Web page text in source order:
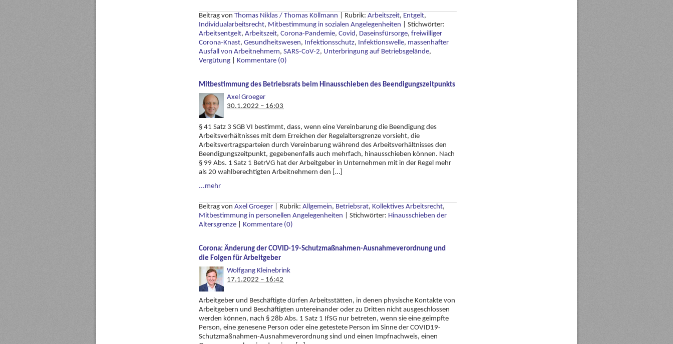
Beitrag von Thomas Niklas / Thomas Köllmann Rubrik: Arbeitszeit, Entgelt,
Individualarbeitsrecht, Mitbestimmung in sozialen Angelegenheiten
Stichwörter:
Arbeitsentgelt, Arbeitszeit, Corona-Pandemie, Covid, Daseinsfürsorge, freiwilliger
Corona-Knast, Gesundheitswesen, Infektionsschutz, Infektionswelle, massenhafter
Ausfall von Arbeitnehmern, SARS-CoV-2, Unterbringung auf Betriebsgelände,
Vergütung
Kommentare (0)
Mitbestimmung des Betriebsrats beim Hinausschieben des Beendigungszeitpunkts
Axel Groeger
30.1.2022 – 16:03
§ 41 Satz 3 SGB VI bestimmt, dass, wenn eine Vereinbarung die Beendigung des
Arbeitsverhältnisses mit dem Erreichen der Regelaltersgrenze vorsieht, die
Arbeitsvertragsparteien durch Vereinbarung während des Arbeitsverhältnisses den
Beendigungszeitpunkt, gegebenenfalls auch mehrfach, hinausschieben können. Nach
§ 99 Abs. 1 Satz 1 BetrVG hat der Arbeitgeber in Unternehmen mit in der Regel mehr
als 20 wahlberechtigten Arbeitnehmern den […]
...mehr
Beitrag von Axel Groeger Rubrik: Allgemein, Betriebsrat, Kollektives Arbeitsrecht,
Mitbestimmung in personellen Angelegenheiten
Stichwörter: Hinausschieben der
Altersgrenze
Kommentare (0)
Corona: Änderung der COVID-19-Schutzmaßnahmen-Ausnahmeverordnung und
die Folgen für Arbeitgeber
Wolfgang Kleinebrink
17.1.2022 – 16:42
Arbeitgeber und Beschäftigte dürfen Arbeitsstätten, in denen physische Kontakte von
Arbeitgebern und Beschäftigten untereinander oder zu Dritten nicht ausgeschlossen
werden können, nach § 28b Abs. 1 Satz 1 IfSG nur betreten, wenn sie eine geimpfte
Person, eine genesene Person oder eine getestete Person im Sinne der COVID19-
Schutzmaßnahmen-Ausnahmeverordnung sind und einen Impfnachweis, einen